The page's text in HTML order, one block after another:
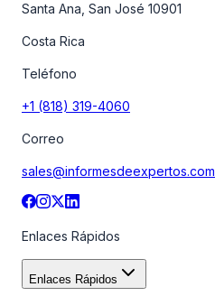
Santa Ana, San José 10901
Costa Rica
Teléfono
+1 (818) 319-4060
Correo
sales@informesdeexpertos.com
Enlaces Rápidos
Enlaces Rápidos